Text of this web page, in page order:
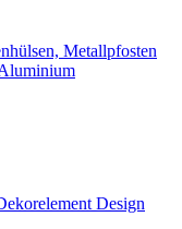
Metallpfosten
Design